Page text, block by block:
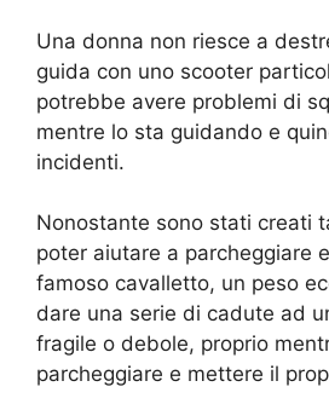
Una donna non riesce a
guida con uno scooter
potrebbe avere problemi di
mentre lo sta guidando e
incidenti.
Nonostante sono stati creati
poter aiutare a parcheggiare
famoso cavalletto, un peso
dare una serie di cadute ad
fragile o debole, proprio
parcheggiare e mettere il